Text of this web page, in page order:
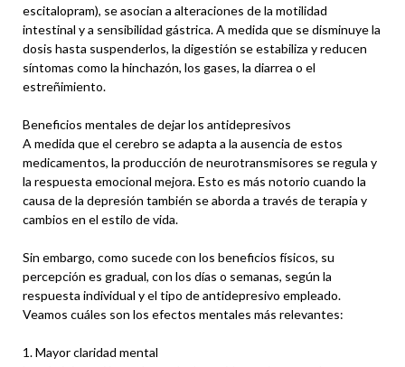
escitalopram), se asocian a alteraciones de la motilidad
intestinal y a sensibilidad gástrica. A medida que se disminuye la
dosis hasta suspenderlos, la digestión se estabiliza y reducen
síntomas como la hinchazón, los gases, la diarrea o el
estreñimiento.
Beneficios mentales de dejar los antidepresivos
A medida que el cerebro se adapta a la ausencia de estos
medicamentos, la producción de neurotransmisores se regula y
la respuesta emocional mejora. Esto es más notorio cuando la
causa de la depresión también se aborda a través de terapia y
cambios en el estilo de vida.
Sin embargo, como sucede con los beneficios físicos, su
percepción es gradual, con los días o semanas, según la
respuesta individual y el tipo de antidepresivo empleado.
Veamos cuáles son los efectos mentales más relevantes:
1. Mayor claridad mental